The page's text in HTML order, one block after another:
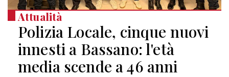
Attualità
Polizia Locale, cinque nuovi
innesti a Bassano: l'età
media scende a 46 anni